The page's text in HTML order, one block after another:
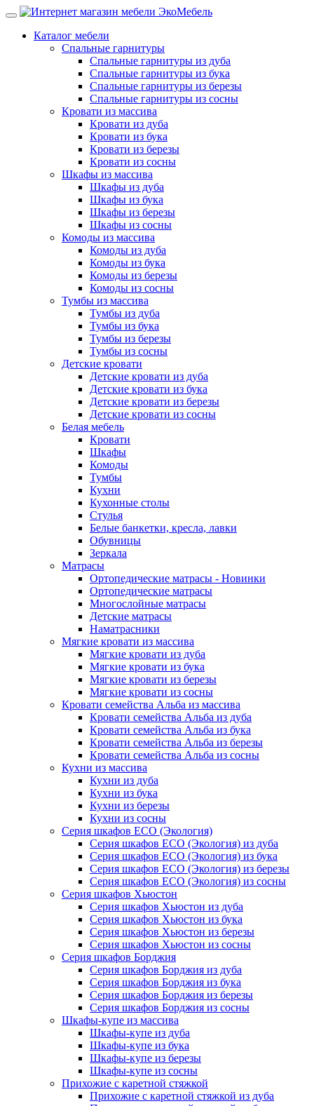
Каталог мебели
Спальные гарнитуры
Спальные гарнитуры из дуба
Спальные гарнитуры из бука
Спальные гарнитуры из березы
Спальные гарнитуры из сосны
Кровати из массива
Кровати из дуба
Кровати из бука
Кровати из березы
Кровати из сосны
Шкафы из массива
Шкафы из дуба
Шкафы из бука
Шкафы из березы
Шкафы из сосны
Комоды из массива
Комоды из дуба
Комоды из бука
Комоды из березы
Комоды из сосны
Тумбы из массива
Тумбы из дуба
Тумбы из бука
Тумбы из березы
Тумбы из сосны
Детские кровати
Детские кровати из дуба
Детские кровати из бука
Детские кровати из березы
Детские кровати из сосны
Белая мебель
Кровати
Шкафы
Комоды
Тумбы
Кухни
Кухонные столы
Стулья
Белые банкетки, кресла, лавки
Обувницы
Зеркала
Матрасы
Ортопедические матрасы - Новинки
Ортопедические матрасы
Многослойные матрасы
Детские матрасы
Наматрасники
Мягкие кровати из массива
Мягкие кровати из дуба
Мягкие кровати из бука
Мягкие кровати из березы
Мягкие кровати из сосны
Кровати семейства Альба из массива
Кровати семейства Альба из дуба
Кровати семейства Альба из бука
Кровати семейства Альба из березы
Кровати семейства Альба из сосны
Кухни из массива
Кухни из дуба
Кухни из бука
Кухни из березы
Кухни из сосны
Серия шкафов ECO (Экология)
Серия шкафов ECO (Экология) из дуба
Серия шкафов ECO (Экология) из бука
Серия шкафов ECO (Экология) из березы
Серия шкафов ECO (Экология) из сосны
Серия шкафов Хьюстон
Серия шкафов Хьюстон из дуба
Серия шкафов Хьюстон из бука
Серия шкафов Хьюстон из березы
Серия шкафов Хьюстон из сосны
Серия шкафов Борджия
Серия шкафов Борджия из дуба
Серия шкафов Борджия из бука
Серия шкафов Борджия из березы
Серия шкафов Борджия из сосны
Шкафы-купе из массива
Шкафы-купе из дуба
Шкафы-купе из бука
Шкафы-купе из березы
Шкафы-купе из сосны
Прихожие с каретной стяжкой
Прихожие с каретной стяжкой из дуба